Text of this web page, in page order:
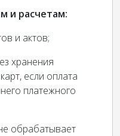
и расчетам:
и актов;
хранения
если оплата
платежного
обрабатывает